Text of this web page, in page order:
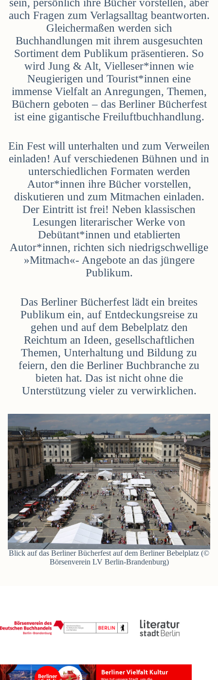
sein, persönlich ihre Bücher vorstellen, aber
auch Fragen zum Verlagsalltag beantworten.
Gleichermaßen werden sich
Buchhandlungen mit ihrem ausgesuchten
Sortiment dem Publikum präsentieren. So
wird Jung & Alt, Vielleser*innen wie
Neugierigen und Tourist*innen eine
immense Vielfalt an Anregungen, Themen,
Büchern geboten – das Berliner Bücherfest
ist eine gigantische Freiluftbuchhandlung.
Ein Fest will unterhalten und zum Verweilen
einladen! Auf verschiedenen Bühnen und in
unterschiedlichen Formaten werden
Autor*innen ihre Bücher vorstellen,
diskutieren und zum Mitmachen einladen.
Der Eintritt ist frei! Neben klassischen
Lesungen literarischer Werke von
Debütant*innen und etablierten
Autor*innen, richten sich niedrigschwellige
»Mitmach«- Angebote an das jüngere
Publikum.
Das Berliner Bücherfest lädt ein breites
Publikum ein, auf Entdeckungsreise zu
gehen und auf dem Bebelplatz den
Reichtum an Ideen, gesellschaftlichen
Themen, Unterhaltung und Bildung zu
feiern, den die Berliner Buchbranche zu
bieten hat. Das ist nicht ohne die
Unterstützung vieler zu verwirklichen.
Blick auf das Berliner Bücherfest auf dem Berliner Bebelplatz (©
Börsenverein LV Berlin-Brandenburg)